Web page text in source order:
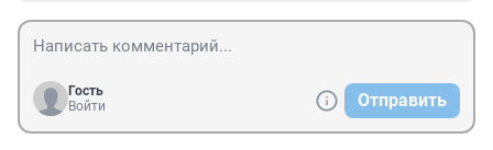
Гость
Войти
Отправить